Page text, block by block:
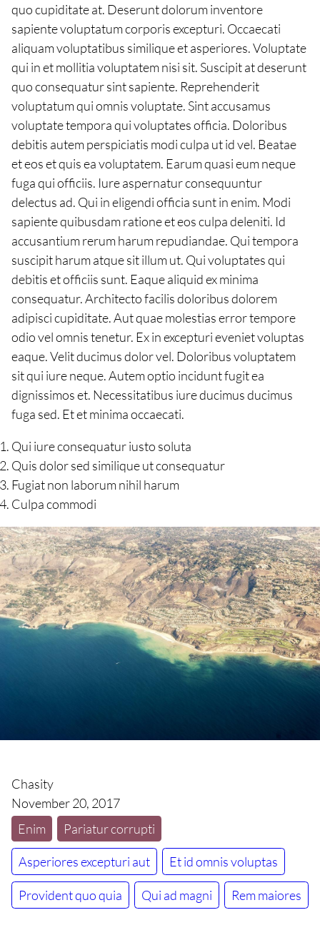
quo cupiditate at. Deserunt dolorum inventore
sapiente voluptatum corporis excepturi. Occaecati
aliquam voluptatibus similique et asperiores. Voluptate
qui in et mollitia voluptatem nisi sit. Suscipit at deserunt
quo consequatur sint sapiente. Reprehenderit
voluptatum qui omnis voluptate. Sint accusamus
voluptate tempora qui voluptates officia. Doloribus
debitis autem perspiciatis modi culpa ut id vel. Beatae
et eos et quis ea voluptatem. Earum quasi eum neque
fuga qui officiis. Iure aspernatur consequuntur
delectus ad. Qui in eligendi officia sunt in enim. Modi
sapiente quibusdam ratione et eos culpa deleniti. Id
accusantium rerum harum repudiandae. Qui tempora
suscipit harum atque sit illum ut. Qui voluptates qui
debitis et officiis sunt. Eaque aliquid ex minima
consequatur. Architecto facilis doloribus dolorem
adipisci cupiditate. Aut quae molestias error tempore
odio vel omnis tenetur. Ex in excepturi eveniet voluptas
eaque. Velit ducimus dolor vel. Doloribus voluptatem
sit qui iure neque. Autem optio incidunt fugit ea
dignissimos et. Necessitatibus iure ducimus ducimus
fuga sed. Et et minima occaecati.
Qui iure consequatur iusto soluta
Quis dolor sed similique ut consequatur
Fugiat non laborum nihil harum
Culpa commodi
Chasity
November 20, 2017
Enim
Pariatur corrupti
Asperiores excepturi aut Et id omnis voluptas
Provident quo quia Qui ad magni Rem maiores